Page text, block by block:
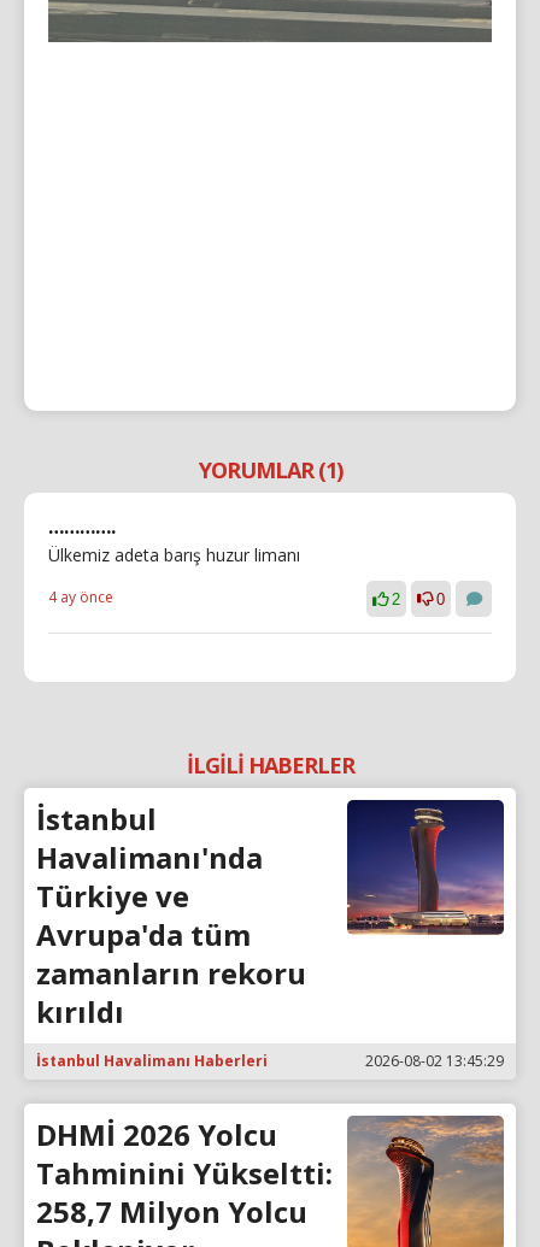
YORUMLAR (1)
………….
Ülkemiz adeta barış huzur limanı
4 ay önce 2 0
İLGİLİ HABERLER
İstanbul
Havalimanı'nda
Türkiye ve
Avrupa'da tüm
zamanların rekoru
kırıldı
İstanbul Havalimanı Haberleri 2026-08-02 13:45:29
DHMİ 2026 Yolcu
Tahminini Yükseltti:
258,7 Milyon Yolcu